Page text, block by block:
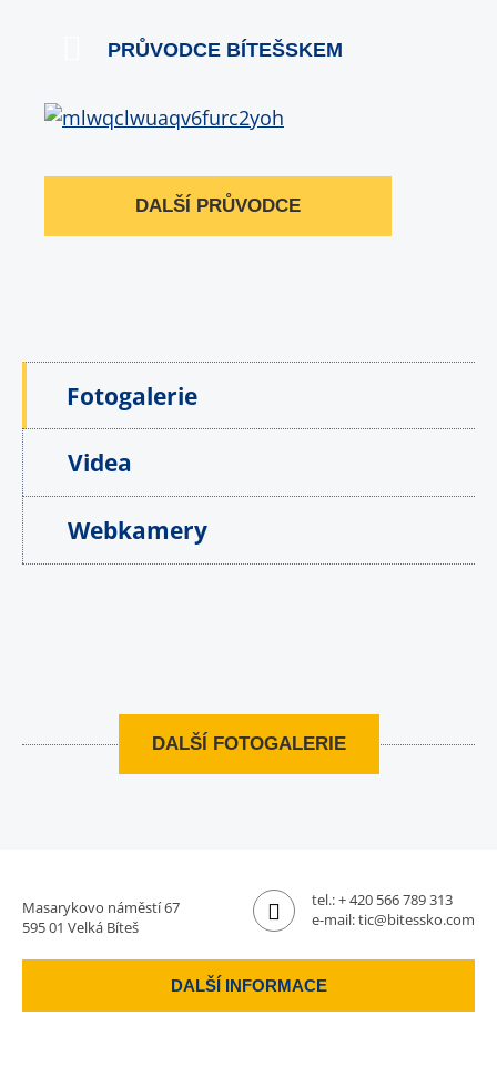
PRŮVODCE BÍTEŠSKEM
DALŠÍ PRŮVODCE
Fotogalerie
Videa
Webkamery
DALŠÍ FOTOGALERIE
Masarykovo náměstí 67
595 01 Velká Bíteš
tel.:+ 420 566 789 313
e-mail:tic@bitessko.com
DALŠÍ INFORMACE